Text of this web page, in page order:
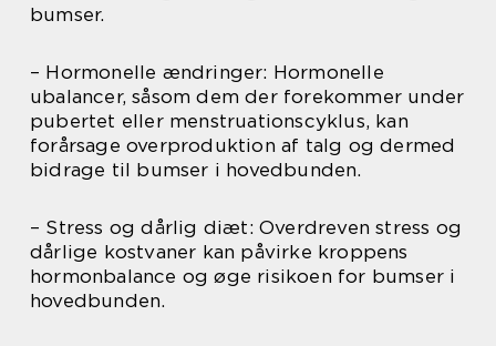
bumser.
– Hormonelle ændringer: Hormonelle
ubalancer, såsom dem der forekommer under
pubertet eller menstruationscyklus, kan
forårsage overproduktion af talg og dermed
bidrage til bumser i hovedbunden.
– Stress og dårlig diæt: Overdreven stress og
dårlige kostvaner kan påvirke kroppens
hormonbalance og øge risikoen for bumser i
hovedbunden.